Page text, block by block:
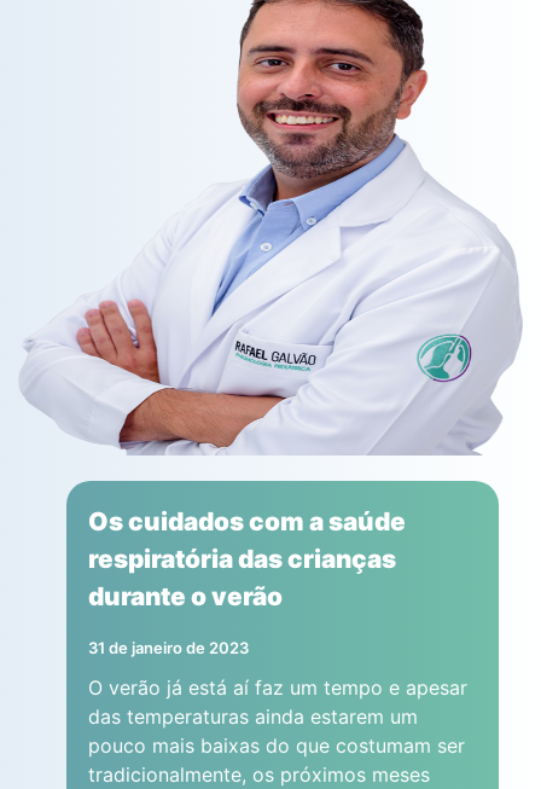
Os cuidados com a saúde
respiratória das crianças
durante o verão
31 de janeiro de 2023
O verão já está aí faz um tempo e apesar
das temperaturas ainda estarem um
pouco mais baixas do que costumam ser
tradicionalmente, os próximos meses